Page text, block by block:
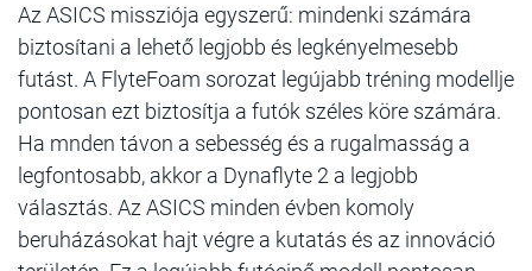
Az ASICS missziója egyszerű: mindenki számára
biztosítani a lehető legjobb és legkényelmesebb
futást. A FlyteFoam sorozat legújabb tréning modellje
pontosan ezt biztosítja a futók széles köre számára.
Ha mnden távon a sebesség és a rugalmasság a
legfontosabb, akkor a Dynaflyte 2 a legjobb
választás. Az ASICS minden évben komoly
beruházásokat hajt végre a kutatás és az innováció